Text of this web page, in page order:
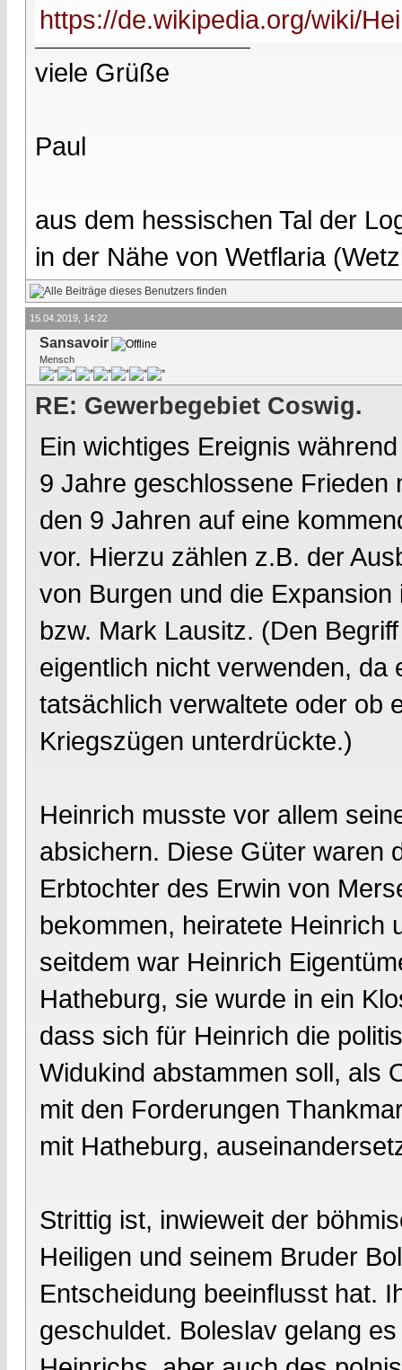
https://de.wikipedia.org/wiki/
viele Grüße
Paul
aus dem hessischen Tal der
in der Nähe von Wetflaria
15.04.2019, 14:22
Sansavoir
Mensch
RE: Gewerbegebiet Coswig.
Ein wichtiges Ereignis
9 Jahre geschlossene Frieden
den 9 Jahren auf eine
vor. Hierzu zählen z.B. der
von Burgen und die
bzw. Mark Lausitz. (Den
eigentlich nicht verwenden,
tatsächlich verwaltete oder ob
Kriegszügen unterdrückte.)
Heinrich musste vor allem
absichern. Diese Güter waren
Erbtochter des Erwin von
bekommen, heiratete Heinrich
seitdem war Heinrich
Hatheburg, sie wurde in ein
dass sich für Heinrich die
Widukind abstammen soll, als
mit den Forderungen
mit Hatheburg,
Strittig ist, inwieweit der
Heiligen und seinem Bruder
Entscheidung beeinflusst hat.
geschuldet. Boleslav gelang